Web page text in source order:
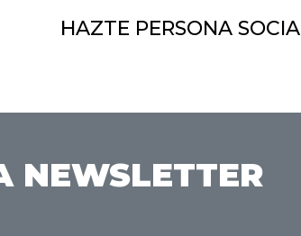
HAZTE PERSONA SOCIA
NEWSLETTER